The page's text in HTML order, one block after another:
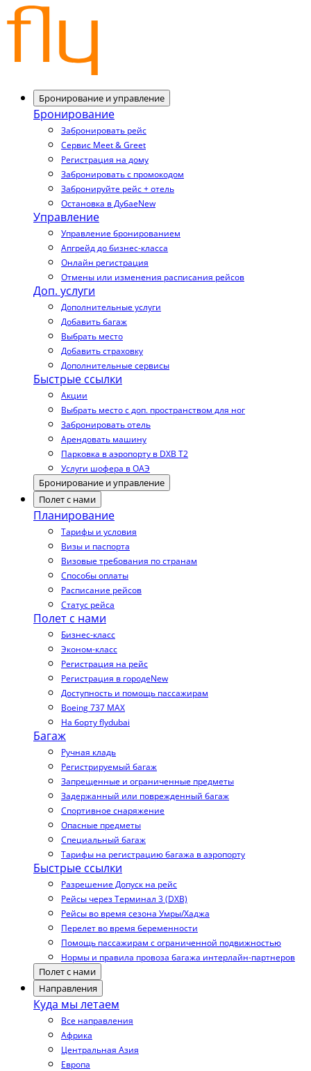
Бронирование и управление
Бронирование
Забронировать рейс
Сервис Meet & Greet
Регистрация на дому
Забронировать с промокодом
Забронируйте рейс + отель
Остановка в ДубаеNew
Управление
Управление бронированием
Апгрейд до бизнес-класса
Онлайн регистрация
Отмены или изменения расписания рейсов
Доп. услуги
Дополнительные услуги
Добавить багаж
Выбрать место
Добавить страховку
Дополнительные сервисы
Быстрые ссылки
Акции
Выбрать место с доп. пространством для ног
Забронировать отель
Арендовать машину
Парковка в аэропорту в DXB T2
Услуги шофера в ОАЭ
Бронирование и управление
Полет с нами
Планирование
Тарифы и условия
Визы и паспорта
Визовые требования по странам
Способы оплаты
Расписание рейсов
Статус рейса
Полет с нами
Бизнес-класс
Эконом-класс
Регистрация на рейс
Регистрация в городеNew
Доступность и помощь пассажирам
Boeing 737 MAX
На борту flydubai
Багаж
Ручная кладь
Регистрируемый багаж
Запрещенные и ограниченные предметы
Задержанный или поврежденный багаж
Спортивное снаряжение
Опасные предметы
Специальный багаж
Тарифы на регистрацию багажа в аэропорту
Быстрые ссылки
Разрешение Допуск на рейс
Рейсы через Терминал 3 (DXB)
Рейсы во время сезона Умры/Хаджа
Перелет во время беременности
Помощь пассажирам с ограниченной подвижностью
Нормы и правила провоза багажа интерлайн-партнеров
Полет с нами
Направления
Куда мы летаем
Все направления
Африка
Центральная Азия
Европа